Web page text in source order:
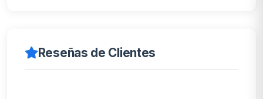
Reseñas de Clientes